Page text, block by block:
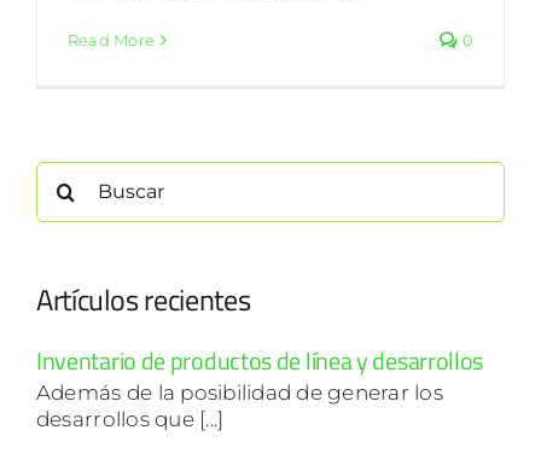
Read More 0
Search
for:
Artículos recientes
Inventario de productos de línea y desarrollos
Además de la posibilidad de generar los
desarrollos que [...]